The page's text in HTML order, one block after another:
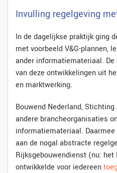
Invulling regelgeving
In de dagelijkse praktijk ging
met voorbeeld V&G-plannen,
ander informatiemateriaal.
van deze ontwikkelingen uit
en marktwerking.
Bouwend Nederland, Stichting
andere brancheorganisaties
informatiemateriaal.
aan de nogal abstracte
Rijksgebouwendienst (nu:
ontwikkelde voor iedereen